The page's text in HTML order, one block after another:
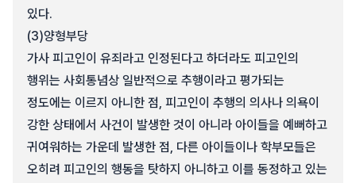
있다.
(3)양형부당
가사 피고인이 유죄라고 인정된다고 하더라도 피고인의
행위는 사회통념상 일반적으로 추행이라고 평가되는
정도에는 이르지 아니한 점, 피고인이 추행의 의사나 의욕이
강한 상태에서 사건이 발생한 것이 아니라 아이들을 예뻐하고
귀여워하는 가운데 발생한 점, 다른 아이들이나 학부모들은
오히려 피고인의 행동을 탓하지 아니하고 이를 동정하고 있는